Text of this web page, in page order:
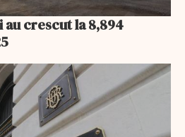
crescut la 8,894